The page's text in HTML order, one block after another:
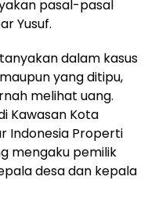
pasal-pasal
Yusuf.
dalam kasus
yang ditipu,
melihat uang.
Kawasan Kota
Indonesia Properti
mengaku pemilik
desa dan kepala